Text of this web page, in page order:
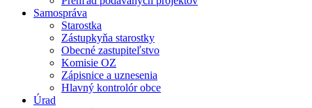
Samospráva
Starostka
Zástupkyňa starostky
Obecné zastupiteľstvo
Komisie OZ
Zápisnice a uznesenia
Hlavný kontrolór obce
Úrad